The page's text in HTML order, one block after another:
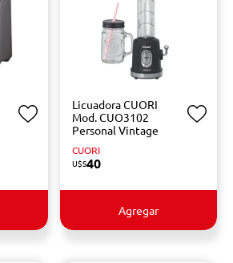
Licuadora CUORI
Mod. CUO3102
Personal Vintage
CUORI
U$S40
Agregar